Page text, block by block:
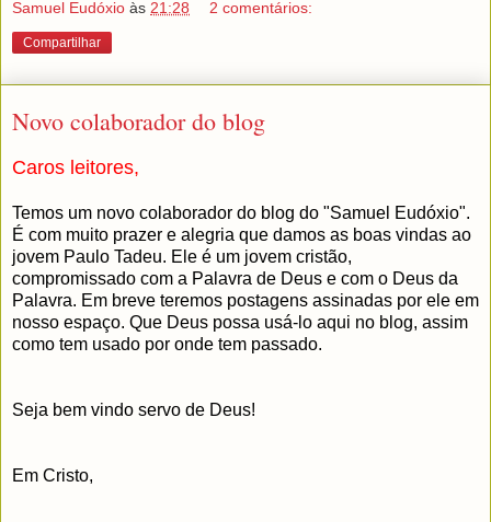
Samuel Eudóxio às 21:28 2 comentários:
Compartilhar
Novo colaborador do blog
Caros leitores,
Temos um novo colaborador do blog do "Samuel Eudóxio".
É com muito prazer e alegria que damos as boas vindas ao
jovem Paulo Tadeu. Ele é um jovem cristão,
compromissado com a Palavra de Deus e com o Deus da
Palavra. Em breve teremos postagens assinadas por ele em
nosso espaço. Que Deus possa usá-lo aqui no blog, assim
como tem usado por onde tem passado.
Seja bem vindo servo de Deus!
Em Cristo,